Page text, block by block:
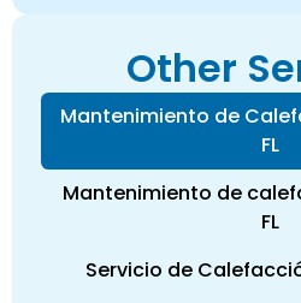
Other
Mantenimiento de
FL
Mantenimiento de
FL
Servicio de